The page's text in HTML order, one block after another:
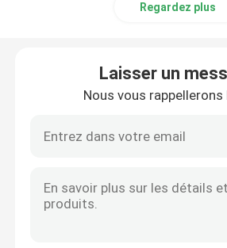
Digital je module d'O
Inverseur variable de fréquence
Écran tactile de HMI
Regardez plus
Laisser un
Nous vous